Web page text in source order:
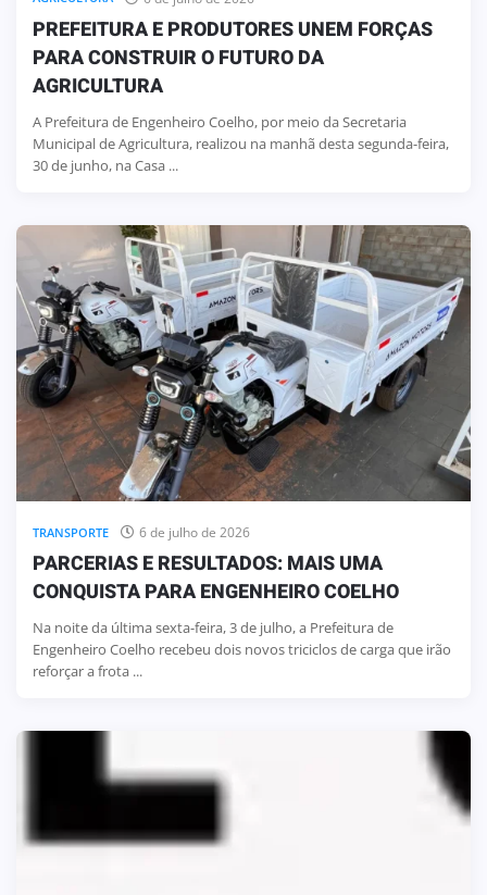
PREFEITURA E PRODUTORES UNEM FORÇAS
PARA CONSTRUIR O FUTURO DA
AGRICULTURA
A Prefeitura de Engenheiro Coelho, por meio da Secretaria
Municipal de Agricultura, realizou na manhã desta segunda-feira,
30 de junho, na Casa ...
TRANSPORTE 6 de julho de 2026
PARCERIAS E RESULTADOS: MAIS UMA
CONQUISTA PARA ENGENHEIRO COELHO
Na noite da última sexta-feira, 3 de julho, a Prefeitura de
Engenheiro Coelho recebeu dois novos triciclos de carga que irão
reforçar a frota ...